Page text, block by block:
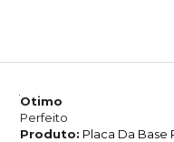
Otimo
Perfeito
Produto: Placa Da Base